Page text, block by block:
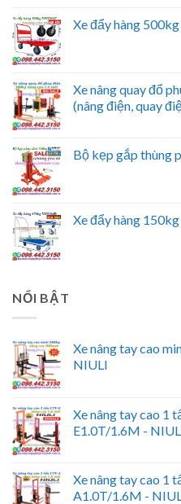
Xe đẩy hàng
Xe nâng quay đổ
(nâng điện, quay
Bộ kẹp gắp thùng
Xe đẩy hàng
NỔI BẬT
Xe nâng tay cao
NIULI
Xe nâng tay cao 1
E1.0T/1.6M -
Xe nâng tay cao 1
A1.0T/1.6M -